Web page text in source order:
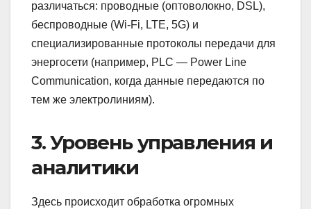
различаться: проводные (оптоволокно, DSL),
беспроводные (Wi-Fi, LTE, 5G) и
специализированные протоколы передачи для
энергосети (например, PLC — Power Line
Communication, когда данные передаются по
тем же электролиниям).
3. Уровень управления и
аналитики
Здесь происходит обработка огромных